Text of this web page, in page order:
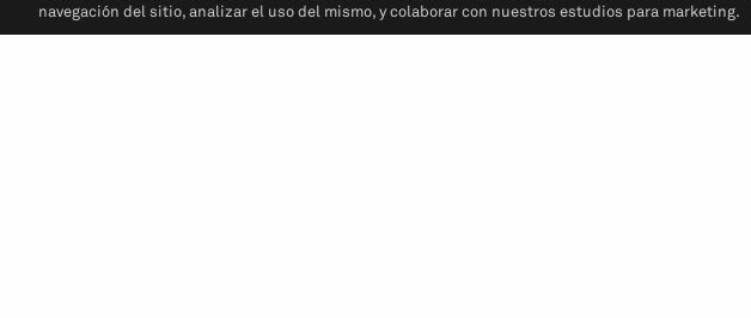
navegación del sitio, analizar el uso del mismo, y colaborar con nuestros estudios para marketing.